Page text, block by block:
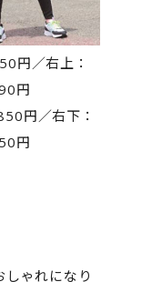
円／右上：
円
円／右下：
円
しゃれになり